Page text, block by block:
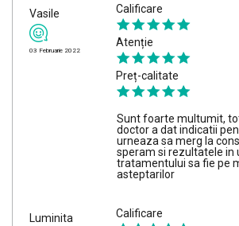
Vasile
03 Februarie 2022
Calificare
Atenție
Preț-calitate
Sunt foarte multumit,
doctor a dat indicatii
urneaza sa merg la
speram si rezultatele in
tratamentului sa fie pe
asteptarilor
Luminita Calificare